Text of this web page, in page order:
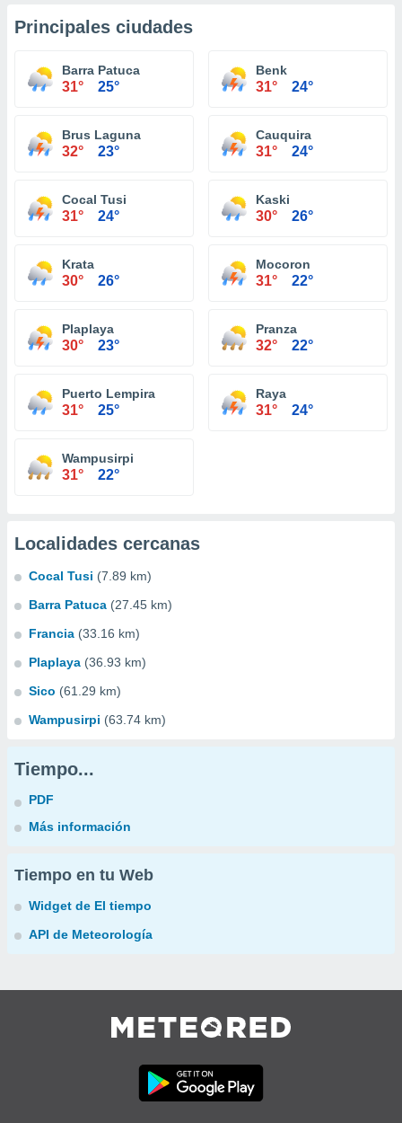
Principales ciudades
Barra Patuca
31° 25°
Benk
31° 24°
Brus Laguna
32° 23°
Cauquira
31° 24°
Cocal Tusi
31° 24°
Kaski
30° 26°
Krata
30° 26°
Mocoron
31° 22°
Plaplaya
30° 23°
Pranza
32° 22°
Puerto Lempira
31° 25°
Raya
31° 24°
Wampusirpi
31° 22°
Localidades cercanas
Cocal Tusi (7.89 km)
Barra Patuca (27.45 km)
Francia (33.16 km)
Plaplaya (36.93 km)
Sico (61.29 km)
Wampusirpi (63.74 km)
Tiempo...
PDF
Más información
Tiempo en tu Web
Widget de El tiempo
API de Meteorología